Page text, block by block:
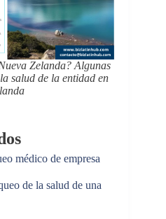
Zelanda? Algunas
salud de la entidad en
médico de empresa
de la salud de una